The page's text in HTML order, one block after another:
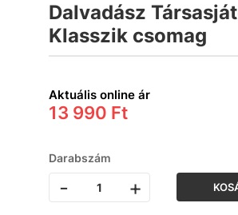
Dalvadász
Klasszik csomag
Aktuális online ár
13 990 Ft
Darabszám
- +